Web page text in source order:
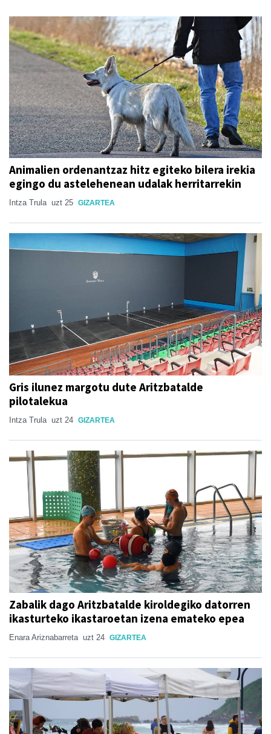
Animalien ordenantzaz hitz egiteko bilera irekia
egingo du astelehenean udalak herritarrekin
Intza Trula uzt 25 GIZARTEA
Gris ilunez margotu dute Aritzbatalde
pilotalekua
Intza Trula uzt 24 GIZARTEA
Zabalik dago Aritzbatalde kiroldegiko datorren
ikasturteko ikastaroetan izena emateko epea
Enara Ariznabarreta uzt 24 GIZARTEA